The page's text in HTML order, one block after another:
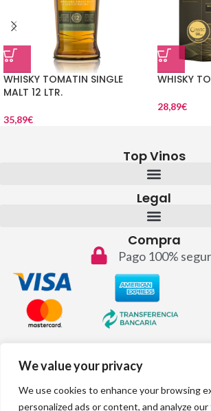
We value your privacy
We use cookies to enhance your browsing
personalized ads or content, and analyze
WHISKY TOMATIN SINGLE
MALT 12 LTR.
35,89€
WHISKY
28,89€
Top Vinos
Legal
Compra
Pago 100%
info@topvinos.com